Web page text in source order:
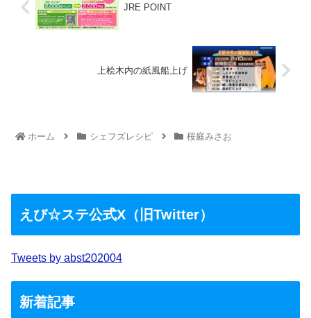
JRE POINT
上桧木内の紙風船上げ
ホーム シェフズレシピ 桜庭みさお
えび☆ステ公式X（旧Twitter）
Tweets by abst202004
新着記事